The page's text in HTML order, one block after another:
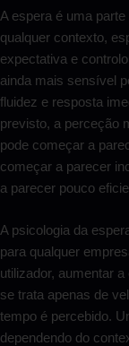
A espera é uma
qualquer contexto,
expectativa e
ainda mais sensível
fluidez e resposta
previsto, a perceção
pode começar a
começar a parecer
a parecer pouco
A psicologia da
para qualquer
utilizador, aumentar
se trata apenas de
tempo é percebido.
dependendo do